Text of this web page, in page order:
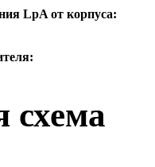
LpA от корпуса:
схема